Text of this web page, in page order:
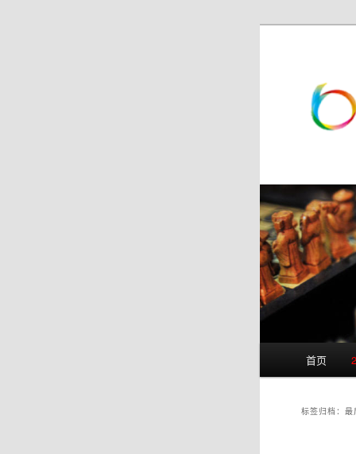
首页
标签归档：最